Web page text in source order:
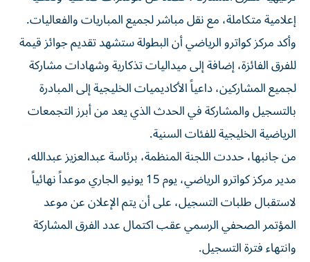
إعلامية متكاملة، مع نقل مباشر لجميع المباريات والفعاليات.
وأكد مركز كواترو الرياضي أن البطولة ستشهد تقديم جوائز قيمة
للفرق الفائزة، إضافة إلى ميداليات تذكارية وشهادات مشاركة
لجميع المشاركين، داعياً الأكاديميات الخليجية إلى المبادرة
بالتسجيل والمشاركة في الحدث الذي يعد من أبرز التجمعات
الرياضية الخليجية للفئات السنية.
من جانبها، حددت اللجنة المنظمة، برئاسة عبدالعزيز عبدالله،
مدير مركز كواترو الرياضي، يوم 15 يونيو الجاري موعداً نهائياً
لاستقبال طلبات التسجيل، على أن يتم الإعلان عن موعد
المؤتمر الصحفي الرسمي عقب اكتمال عدد الفرق المشاركة
وانتهاء فترة التسجيل.